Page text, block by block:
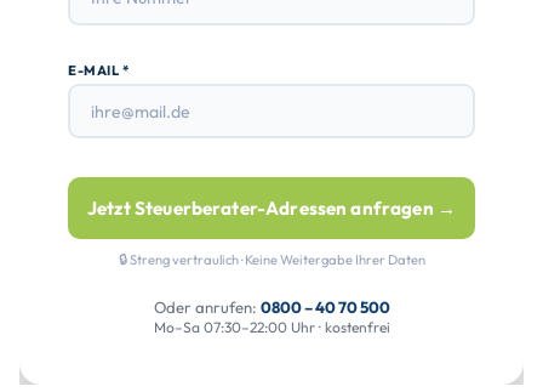
E-MAIL *
Jetzt Steuerberater-Adressen anfragen →
🔒 Streng vertraulich · Keine Weitergabe Ihrer Daten
Oder anrufen: 0800 – 40 70 500
Mo–Sa 07:30–22:00 Uhr · kostenfrei